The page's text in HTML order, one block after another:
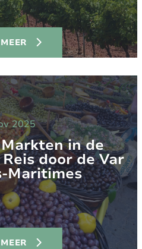
2025
in de
door de Var
Maritimes